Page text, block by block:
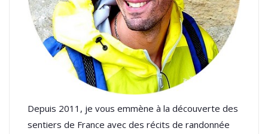
Depuis 2011, je vous emmène à la découverte des
sentiers de France avec des récits de randonnée